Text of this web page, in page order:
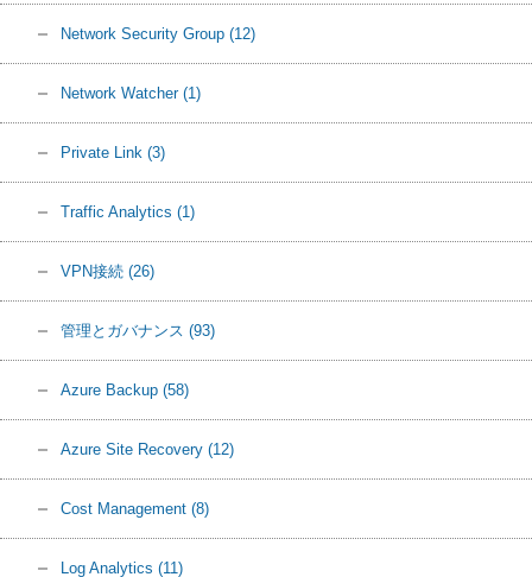
Network Security Group (12)
Network Watcher (1)
Private Link (3)
Traffic Analytics (1)
VPN接続 (26)
管理とガバナンス (93)
Azure Backup (58)
Azure Site Recovery (12)
Cost Management (8)
Log Analytics (11)